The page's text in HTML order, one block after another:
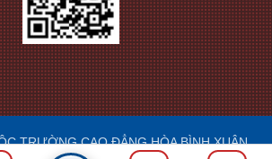
TRƯỜNG CAO ĐẲNG HÒA BÌNH XUÂN